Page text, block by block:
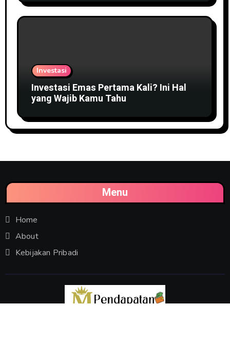
Investasi
Investasi Emas Pertama Kali? Ini Hal
yang Wajib Kamu Tahu
Menu
Home
About
Kebijakan Pribadi